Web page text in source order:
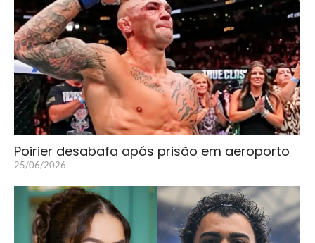
Poirier desabafa após prisão em aeroporto
25/06/2026